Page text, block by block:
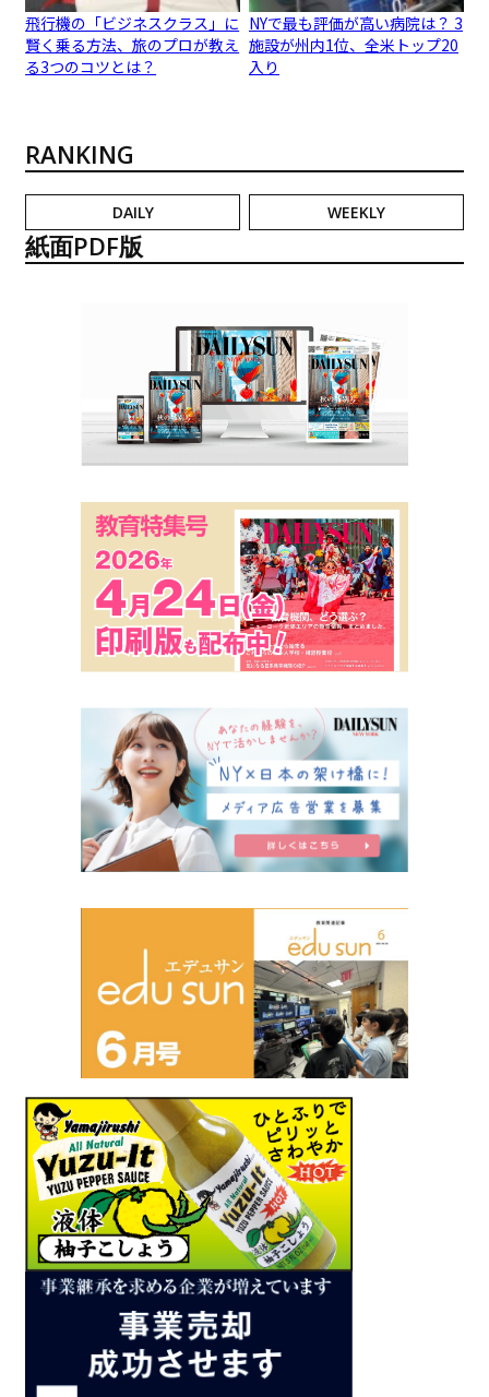
飛行機の「ビジネスクラス」に
賢く乗る方法、旅のプロが教え
る3つのコツとは？
NYで最も評価が高い病院は？ 3
施設が州内1位、全米トップ20
入り
RANKING
DAILY WEEKLY
紙面PDF版